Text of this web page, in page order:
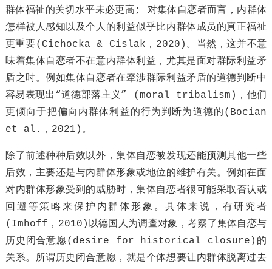
群体福祉的关切水平未必更高; 对集体自恋者而言，内群体
怎样被人感知以及个人的利益似乎比内群体成员的真正福祉
更重要(Cichocka & Cislak，2020)。当然，这并不意
味着集体自恋者不在意内群体利益，尤其是面对群际利益矛
盾之时。例如集体自恋者在牵涉群际利益矛盾的道德判断中
容易表现出“道德部落主义” (moral tribalism)，他们
更倾向于把偏向内群体利益的行为判断为道德的(Bocian
et al.，2021)。
除了前述种种后效以外，集体自恋被发现还能预测其他一些
后效，主要还是与内群体形象或地位的维护有关。例如在面
对内群体形象受到的威胁时，集体自恋者很可能采取否认或
回避等策略来保护内群体形象。具体来说，有研究者
(Imhoff，2010)以德国人为调查对象，考察了集体自恋与
历史闭合意愿(desire for historical closure)的
关系。所谓历史闭合意愿，就是个体想要让内群体脱离过去